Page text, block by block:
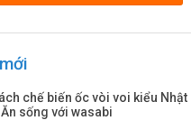
chế biến ốc vòi voi kiểu Nhật
sống với wasabi